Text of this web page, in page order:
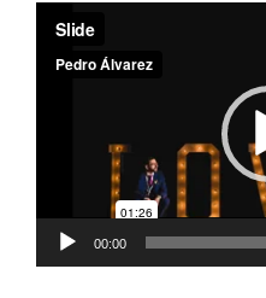
Reproductor
vídeo
00:00